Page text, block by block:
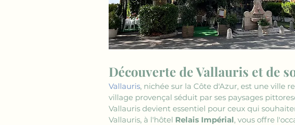
Découverte de Vallauris et de
Vallauris, nichée sur la Côte d'Azur, est une ville
village provençal séduit par ses paysages
Vallauris devient essentiel pour ceux qui
Vallauris, à l'hôtel Relais Impérial, vous offre